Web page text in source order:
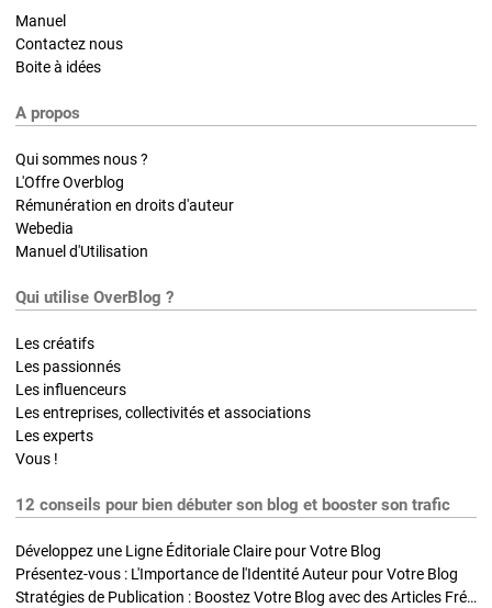
Manuel
Contactez nous
Boite à idées
A propos
Qui sommes nous ?
L'Offre Overblog
Rémunération en droits d'auteur
Webedia
Manuel d'Utilisation
Qui utilise OverBlog ?
Les créatifs
Les passionnés
Les influenceurs
Les entreprises, collectivités et associations
Les experts
Vous !
12 conseils pour bien débuter son blog et booster son trafic
Développez une Ligne Éditoriale Claire pour Votre Blog
Présentez-vous : L'Importance de l'Identité Auteur pour Votre Blog
Stratégies de Publication : Boostez Votre Blog avec des Articles Fréquents et Exclusifs